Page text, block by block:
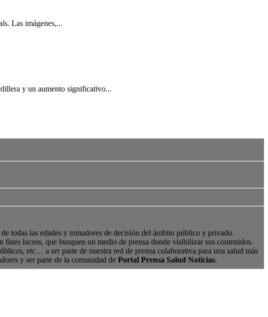
Las imágenes,...
y un aumento significativo...
todas las edades y tomadores de decisión del ámbito público y privado.
lucros, que busquen un medio de prensa donde visibilizar sus contenidos.
etc… a ser parte de nuestra red de prensa colaborativa para una salud más
y ser parte de la comunidad de Portal Prensa Salud Noticias.